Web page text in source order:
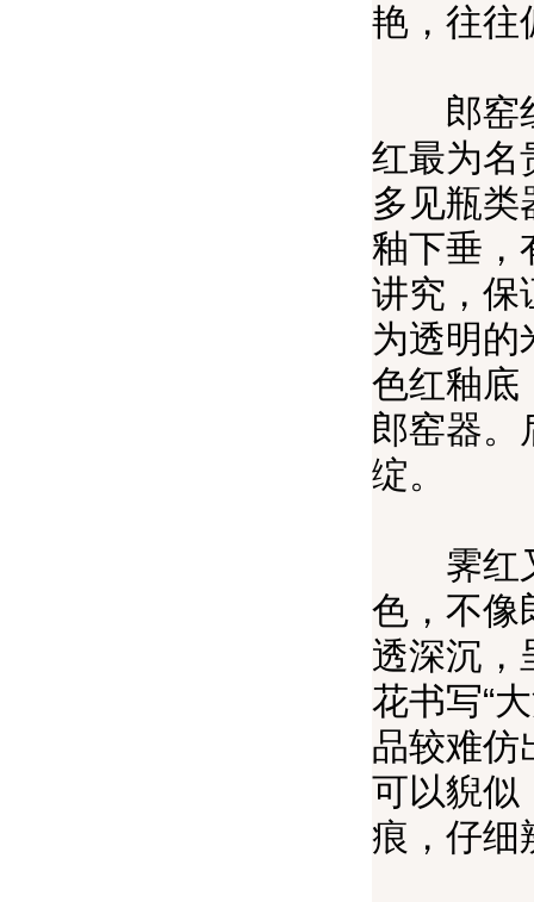
艳，往往
郎窑红
红最为名
多见瓶类
釉下垂，
讲究，保
为透明的
色红釉底
郎窑器。
绽。
霁红又
色，不像
透深沉，
花书写“
品较难仿
可以貎似
痕，仔细